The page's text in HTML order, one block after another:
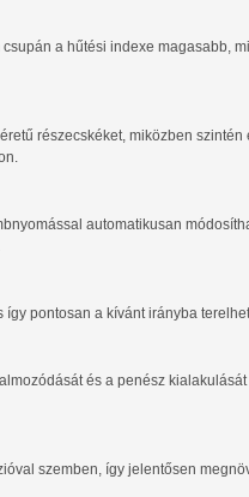
a hűtési indexe magasabb,
részecskéket, miközben
automatikusan
pontosan a kívánt irányba
és a penész
szemben, így jelentősen